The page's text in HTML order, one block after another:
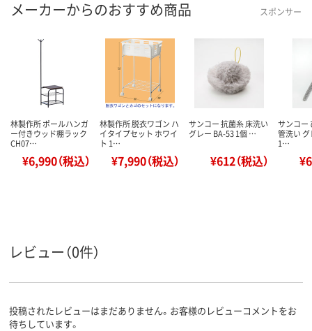
メーカーからのおすすめ商品 スポンサー
林製作所 ポールハンガ
ー付きウッド棚ラック
CH07…
¥6,990（税込）
林製作所 脱衣ワゴン ハ
イタイプセット ホワイ
ト 1…
¥7,990（税込）
サンコー 抗菌糸 床洗い
グレー BA-53 1個 …
¥612（税込）
サンコー
管洗い
1…
レビュー（0件）
投稿されたレビューはまだありません。お客様のレビューコメントをお
待ちしています。